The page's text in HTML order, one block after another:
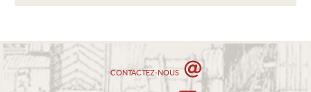
CONTACTEZ-NOUS